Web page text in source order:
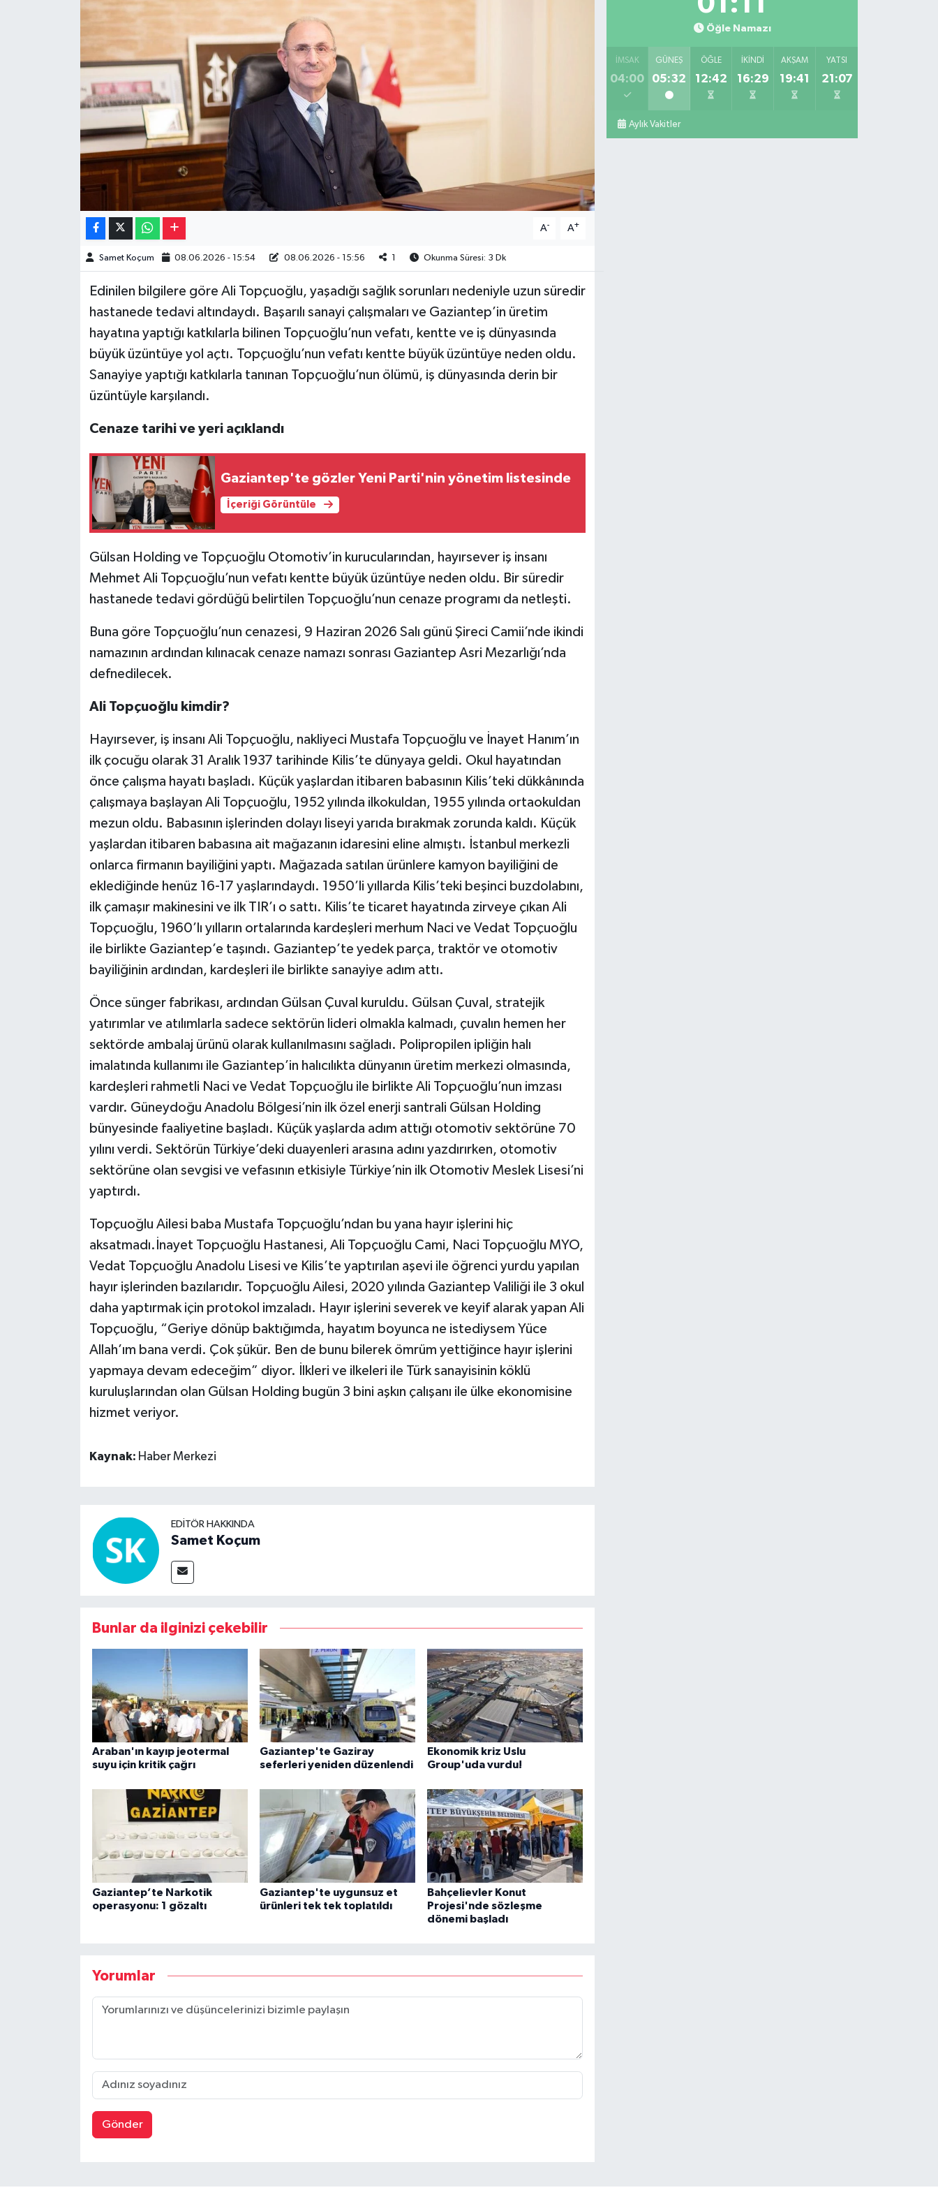
A- A+
Samet Koçum 08.06.2026 - 15:54 08.06.2026 - 15:56 Okunma Süresi: 3 Dk
Edinilen bilgilere göre Ali Topçuoğlu, yaşadığı sağlık sorunları nedeniyle uzun süredir
hastanede tedavi altındaydı. Başarılı sanayi çalışmaları ve Gaziantep’in üretim
hayatına yaptığı katkılarla bilinen Topçuoğlu’nun vefatı, kentte ve iş dünyasında
büyük üzüntüye yol açtı. Topçuoğlu’nun vefatı kentte büyük üzüntüye neden oldu.
Sanayiye yaptığı katkılarla tanınan Topçuoğlu’nun ölümü, iş dünyasında derin bir
üzüntüyle karşılandı.
Cenaze tarihi ve yeri açıklandı
Gaziantep'te gözler Yeni Parti'nin yönetim listesinde
İçeriği Görüntüle
Gülsan Holding ve Topçuoğlu Otomotiv’in kurucularından, hayırsever iş insanı
Mehmet Ali Topçuoğlu’nun vefatı kentte büyük üzüntüye neden oldu. Bir süredir
hastanede tedavi gördüğü belirtilen Topçuoğlu’nun cenaze programı da netleşti.
Buna göre Topçuoğlu’nun cenazesi, 9 Haziran 2026 Salı günü Şireci Camii’nde ikindi
namazının ardından kılınacak cenaze namazı sonrası Gaziantep Asri Mezarlığı’nda
defnedilecek.
Ali Topçuoğlu kimdir?
Hayırsever, iş insanı Ali Topçuoğlu, nakliyeci Mustafa Topçuoğlu ve İnayet Hanım’ın
ilk çocuğu olarak 31 Aralık 1937 tarihinde Kilis’te dünyaya geldi. Okul hayatından
önce çalışma hayatı başladı. Küçük yaşlardan itibaren babasının Kilis’teki dükkânında
çalışmaya başlayan Ali Topçuoğlu, 1952 yılında ilkokuldan, 1955 yılında ortaokuldan
mezun oldu. Babasının işlerinden dolayı liseyi yarıda bırakmak zorunda kaldı. Küçük
yaşlardan itibaren babasına ait mağazanın idaresini eline almıştı. İstanbul merkezli
onlarca firmanın bayiliğini yaptı. Mağazada satılan ürünlere kamyon bayiliğini de
eklediğinde henüz 16-17 yaşlarındaydı. 1950’li yıllarda Kilis’teki beşinci buzdolabını,
ilk çamaşır makinesini ve ilk TIR’ı o sattı. Kilis’te ticaret hayatında zirveye çıkan Ali
Topçuoğlu, 1960’lı yılların ortalarında kardeşleri merhum Naci ve Vedat Topçuoğlu
ile birlikte Gaziantep’e taşındı. Gaziantep’te yedek parça, traktör ve otomotiv
bayiliğinin ardından, kardeşleri ile birlikte sanayiye adım attı.
Önce sünger fabrikası, ardından Gülsan Çuval kuruldu. Gülsan Çuval, stratejik
yatırımlar ve atılımlarla sadece sektörün lideri olmakla kalmadı, çuvalın hemen her
sektörde ambalaj ürünü olarak kullanılmasını sağladı. Polipropilen ipliğin halı
imalatında kullanımı ile Gaziantep’in halıcılıkta dünyanın üretim merkezi olmasında,
kardeşleri rahmetli Naci ve Vedat Topçuoğlu ile birlikte Ali Topçuoğlu’nun imzası
vardır. Güneydoğu Anadolu Bölgesi’nin ilk özel enerji santrali Gülsan Holding
bünyesinde faaliyetine başladı. Küçük yaşlarda adım attığı otomotiv sektörüne 70
yılını verdi. Sektörün Türkiye’deki duayenleri arasına adını yazdırırken, otomotiv
sektörüne olan sevgisi ve vefasının etkisiyle Türkiye’nin ilk Otomotiv Meslek Lisesi’ni
yaptırdı.
Topçuoğlu Ailesi baba Mustafa Topçuoğlu’ndan bu yana hayır işlerini hiç
aksatmadı.İnayet Topçuoğlu Hastanesi, Ali Topçuoğlu Cami, Naci Topçuoğlu MYO,
Vedat Topçuoğlu Anadolu Lisesi ve Kilis’te yaptırılan aşevi ile öğrenci yurdu yapılan
hayır işlerinden bazılarıdır. Topçuoğlu Ailesi, 2020 yılında Gaziantep Valiliği ile 3 okul
daha yaptırmak için protokol imzaladı. Hayır işlerini severek ve keyif alarak yapan Ali
Topçuoğlu, “Geriye dönüp baktığımda, hayatım boyunca ne istediysem Yüce
Allah’ım bana verdi. Çok şükür. Ben de bunu bilerek ömrüm yettiğince hayır işlerini
yapmaya devam edeceğim” diyor. İlkleri ve ilkeleri ile Türk sanayisinin köklü
kuruluşlarından olan Gülsan Holding bugün 3 bini aşkın çalışanı ile ülke ekonomisine
hizmet veriyor.
Kaynak: Haber Merkezi
EDITÖR HAKKINDA
Samet Koçum
Bunlar da ilginizi çekebilir
Araban'ın kayıp jeotermal
suyu için kritik çağrı
Gaziantep'te Gaziray
seferleri yeniden düzenlendi
Ekonomik kriz Uslu
Group'uda vurdu!
Gaziantep’te Narkotik
operasyonu: 1 gözaltı
Gaziantep'te uygunsuz et
ürünleri tek tek toplatıldı
Bahçelievler Konut
Projesi'nde sözleşme
dönemi başladı
Yorumlar
Gönder
Öğle Namazı
İMSAK
04:00
GÜNEŞ
05:32
ÖĞLE
12:42
İKINDI
16:29
AKŞAM
19:41
YATSI
21:07
Aylık Vakitler
Resmi İlanlar
Sinemalar
Teknoloji